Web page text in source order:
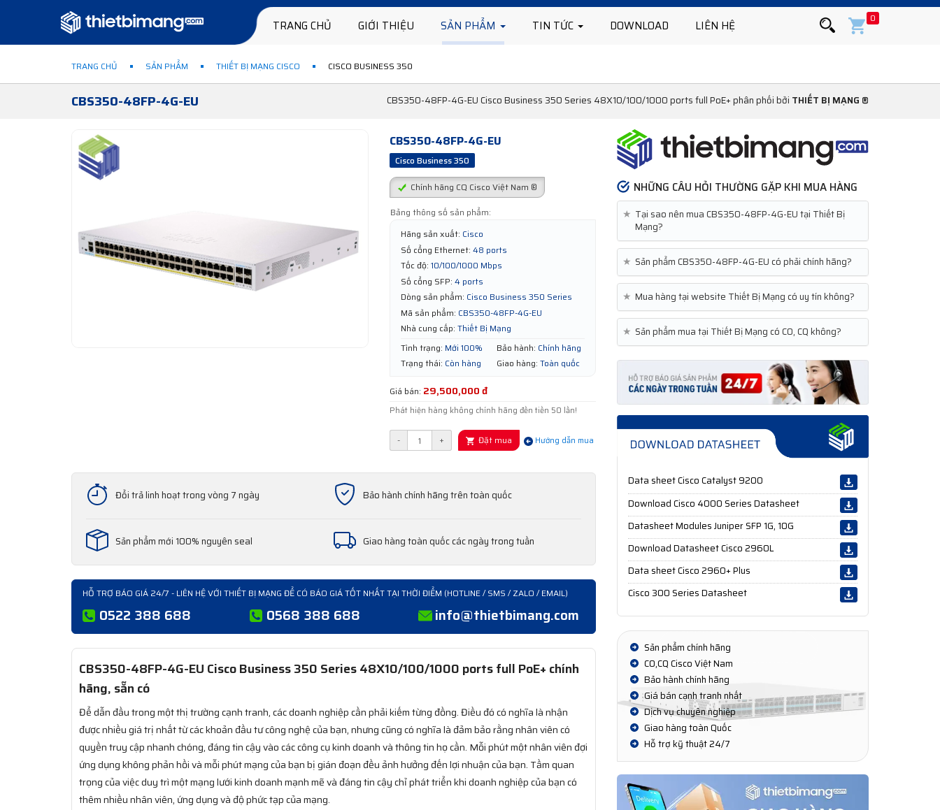
TRANG CHỦ GIỚI THIỆU SẢN PHẨM TIN TỨC DOWNLOAD LIÊN HỆ 0
TRANG CHỦ SẢN PHẨM THIẾT BỊ MẠNG CISCO CISCO BUSINESS 350
CBS350-48FP-4G-EU CBS350-48FP-4G-EU Cisco Business 350 Series 48X10/100/1000 ports full PoE+ phân phối bởi THIẾT BỊ MẠNG ®
CBS350-48FP-4G-EU
Cisco Business 350
Chính hãng CQ Cisco Việt Nam ®
Bảng thông số sản phẩm:
Hãng sản xuất: Cisco
Số cổng Ethernet: 48 ports
Tốc độ: 10/100/1000 Mbps
Số cổng SFP: 4 ports
Dòng sản phẩm: Cisco Business 350 Series
Mã sản phẩm: CBS350-48FP-4G-EU
Nhà cung cấp: Thiết Bị Mạng
Tình trạng: Mới 100% Bảo hành: Chính hãng
Trạng thái: Còn hàng Giao hàng: Toàn quốc
Giá bán: 29,500,000 đ
Phát hiện hàng không chính hãng đền tiền 50 lần!
- + Đặt mua Hướng dẫn mua
Đổi trả linh hoạt trong vòng 7 ngày Bảo hành chính hãng trên toàn quốc
Sản phẩm mới 100% nguyên seal Giao hàng toàn quốc các ngày trong tuần
HỖ TRỢ BÁO GIÁ 24/7 - LIÊN HỆ VỚI THIẾT BỊ MẠNG ĐỂ CÓ BÁO GIÁ TỐT NHẤT TẠI THỜI ĐIỂM (HOTLINE / SMS / ZALO / EMAIL)
0522 388 688 0568 388 688 info@thietbimang.com
CBS350-48FP-4G-EU Cisco Business 350 Series 48X10/100/1000 ports full PoE+ chính
hãng, sẵn có
Để dẫn đầu trong một thị trường cạnh tranh, các doanh nghiệp cần phải kiếm từng đồng. Điều đó có nghĩa là nhận
được nhiều giá trị nhất từ các khoản đầu tư công nghệ của bạn, nhưng cũng có nghĩa là đảm bảo rằng nhân viên có
quyền truy cập nhanh chóng, đáng tin cậy vào các công cụ kinh doanh và thông tin họ cần. Mỗi phút một nhân viên đợi
ứng dụng không phản hồi và mỗi phút mạng của bạn bị gián đoạn đều ảnh hưởng đến lợi nhuận của bạn. Tầm quan
trọng của việc duy trì một mạng lưới kinh doanh mạnh mẽ và đáng tin cậy chỉ phát triển khi doanh nghiệp của bạn có
thêm nhiều nhân viên, ứng dụng và độ phức tạp của mạng.
NHỮNG CÂU HỎI THƯỜNG GẶP KHI MUA HÀNG
★ Tại sao nên mua CBS350-48FP-4G-EU tại Thiết Bị
Mạng?
★ Sản phẩm CBS350-48FP-4G-EU có phải chính hãng?
★ Mua hàng tại website Thiết Bị Mạng có uy tín không?
★ Sản phẩm mua tại Thiết Bị Mạng có CO, CQ không?
Data sheet Cisco Catalyst 9200
Download Cisco 4000 Series Datasheet
Datasheet Modules Juniper SFP 1G, 10G
Download Datasheet Cisco 2960L
Data sheet Cisco 2960+ Plus
Cisco 300 Series Datasheet
Sản phẩm chính hãng
CO,CQ Cisco Việt Nam
Bảo hành chính hãng
Giá bán cạnh tranh nhất
Dịch vụ chuyên nghiệp
Giao hàng toàn Quốc
Hỗ trợ kỹ thuật 24/7